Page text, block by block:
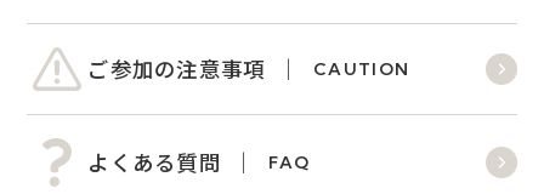
ご参加の注意事項 CAUTION
よくある質問 FAQ